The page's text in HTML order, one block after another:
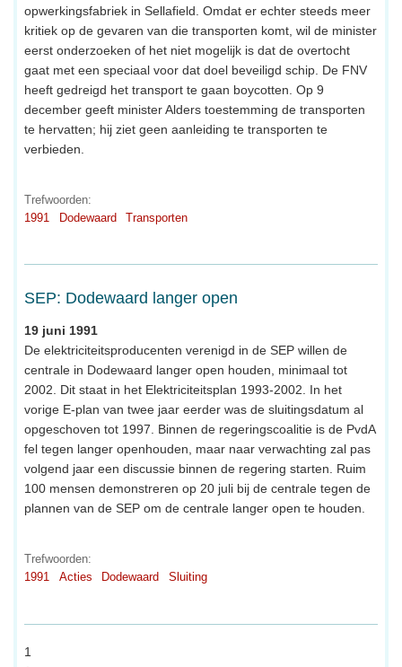
opwerkingsfabriek in Sellafield. Omdat er echter steeds meer
kritiek op de gevaren van die transporten komt, wil de minister
eerst onderzoeken of het niet mogelijk is dat de overtocht
gaat met een speciaal voor dat doel beveiligd schip. De FNV
heeft gedreigd het transport te gaan boycotten. Op 9
december geeft minister Alders toestemming de transporten
te hervatten; hij ziet geen aanleiding te transporten te
verbieden.
Trefwoorden:
1991
Dodewaard Transporten
SEP: Dodewaard langer open
19 juni 1991
De elektriciteitsproducenten verenigd in de SEP willen de
centrale in Dodewaard langer open houden, minimaal tot
2002. Dit staat in het Elektriciteitsplan 1993-2002. In het
vorige E-plan van twee jaar eerder was de sluitingsdatum al
opgeschoven tot 1997. Binnen de regeringscoalitie is de PvdA
fel tegen langer openhouden, maar naar verwachting zal pas
volgend jaar een discussie binnen de regering starten. Ruim
100 mensen demonstreren op 20 juli bij de centrale tegen de
plannen van de SEP om de centrale langer open te houden.
Trefwoorden:
1991
Acties Dodewaard Sluiting
1